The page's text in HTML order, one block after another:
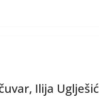
Ilija Uglješić